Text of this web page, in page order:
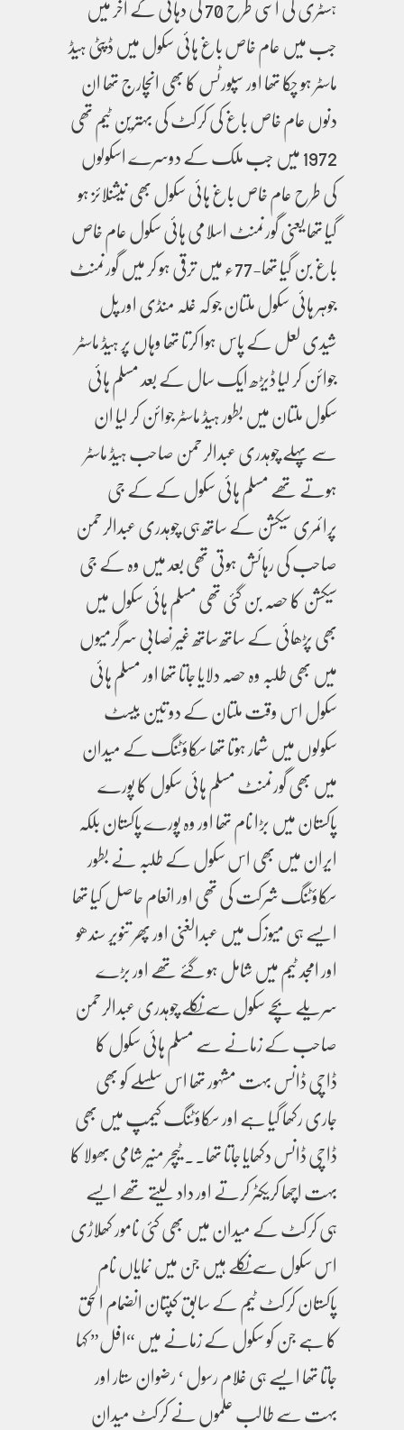
جب میں عام خاص باغ ہائی سکول میں ڈپٹی ہیڈ
ماسٹر ہو چکا تھا اور سپورٹس کا بھی انچارج تھا ان
دنوں عام خاص باغ کی کرکٹ کی بہترین ٹیم تھی
1972 میں جب ملک کے دوسرے اسکولوں
کی طرح عام خاص باغ ہائی سکول بھی نیشنلائز ہو
گیا تھا یعنی گورنمنٹ اسلامی ہائی سکول عام خاص
باغ بن گیا تھا-77ء میں ترقی ہو کر میں گورنمنٹ
جوہر ہائی سکول ملتان جو کہ غلہ منڈی اور پل
شیدی لعل کے پاس ہوا کرتا تھا وہاں پر ہیڈ ماسٹر
جوائن کر لیا ڈیڑھ ایک سال کے بعد مسلم ہائی
سکول ملتان میں بطور ہیڈ ماسٹر جوائن کر لیا ان
سے پہلے چوہدری عبدالرحمن صاحب ہیڈ ماسٹر
ہوتے تھے مسلم ہائی سکول کے کے جی
پرائمری سیکشن کے ساتھ ہی چوہدری عبدالرحمن
صاحب کی رہائش ہوتی تھی بعد میں وہ کے جی
سیکشن کا حصہ بن گئی تھی مسلم ہائی سکول میں
بھی پڑھائی کے ساتھ ساتھ غیر نصابی سرگرمیوں
میں بھی طلبہ وہ حصہ دلایا جاتا تھا اور مسلم ہائی
سکول اس وقت ملتان کے دو تین بیسٹ
سکولوں میں شمار ہوتا تھا سکاؤٹنگ کے میدان
میں بھی گورنمنٹ مسلم ہائی سکول کا پورے
پاکستان میں بڑا نام تھا اور وہ پورے پاکستان بلکہ
ایران میں بھی اس سکول کے طلبہ نے بطور
سکاؤٹنگ شرکت کی تھی اور انعام حاصل کیا تھا
ایسے ہی میوزک میں عبدالغنی اور پھر تنویر سندھو
اور امجد ٹیم میں شامل ہو گئے تھے اور بڑے
سریلے بچے سکول سے نکلے چوہدری عبدالرحمن
صاحب کے زمانے سے مسلم ہائی سکول کا
ڈاچی ڈانس بہت مشہور تھا اس سلسلے کو بھی
جاری رکھا گیا ہے اور سکاؤٹنگ کیمپ میں بھی
ڈاچی ڈانس دکھایا جاتا تھا۔۔ ٹیچر منیر شامی بھولا کا
بہت اچھا کریکٹر کرتے اور داد لیتے تھے ایسے
ہی کرکٹ کے میدان میں بھی کئی نامور کھلاڑی
اس سکول سے نکلے ہیں جن میں نمایاں نام
پاکستان کرکٹ ٹیم کے سابق کپتان انضمام الحق
کا ہے جن کو سکول کے زمانے میں “افل” کہا
جاتا تھا ایسے ہی غلام رسول ‘ رضوان ستار اور
بہت سے طالب علموں نے کرکٹ میدان